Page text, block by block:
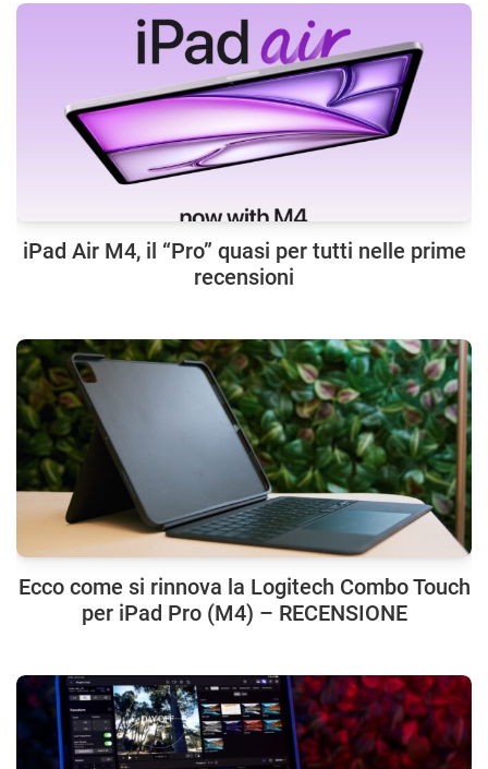
iPad Air M4, il “Pro” quasi per tutti nelle prime
recensioni
Ecco come si rinnova la Logitech Combo Touch
per iPad Pro (M4) – RECENSIONE